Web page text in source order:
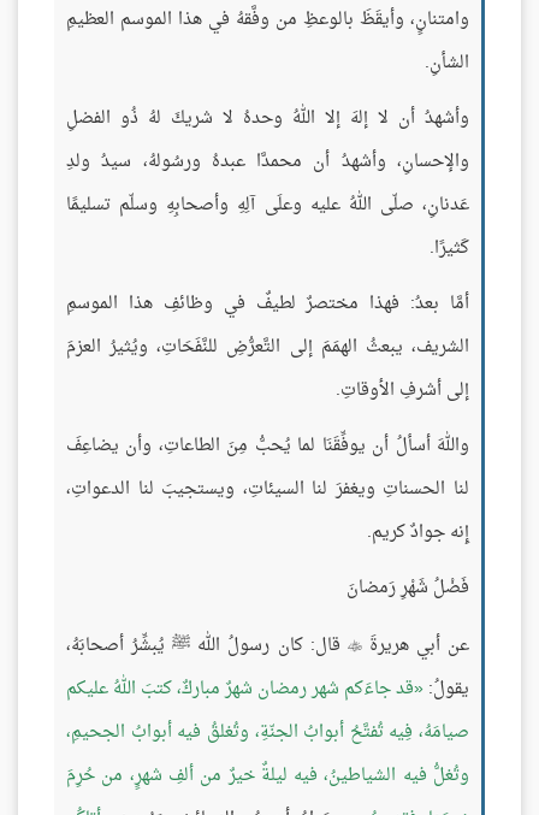
وامتنانٍ، وأيقَظَ بالوعظِ من وفَّقهُ في هذا الموسم العظيمِ
الشأنِ.
وأشهدُ أن لا إلهَ إلا اللهُ وحدهُ لا شريكَ لهُ ذُو الفضلِ
والإحسانِ، وأشهدُ أن محمدَّا عبدهُ ورسُولهُ، سيدُ ولدِ
عَدنانِ، صلّى اللهُ عليه وعلَى آلِهِ وأصحابِهِ وسلّم تسليمًا
كَثيرًا.
أمَّا بعدُ: فهذا مختصرٌ لطيفٌ في وظائفِ هذا الموسمِ
الشريف، يبعثُ الهمَمَ إلى التَّعرُّضِ للنَّفَحَاتِ، ويُثيرُ العزمَ
إلى أشرفِ الأوقاتِ.
واللهَ أسألُ أن يوفِّقَنَا لما يُحبُّ مِنَ الطاعاتِ، وأن يضاعِفَ
لنا الحسناتِ ويغفرَ لنا السيئاتِ، ويستجيبَ لنا الدعواتِ،
إِنه جوادٌ كريم.
فَضْلُ شَهْرِ رَمضانَ
عن أبي هريرةَ قال: كان رسولُ الله ﷺ يُبشِّرُ أصحابَهُ،
يقولُ: قد جاءَكم شهر رمضان شهرٌ مباركٌ، كتبَ اللهُ عليكم
صيامَهُ، فِيه تُفتَّحُ أبوابُ الجنّةِ، وتُغلقُ فيه أبوابُ الجحيمِ،
وتُغلُّ فيه الشياطينُ، فيه ليلةٌ خيرٌ من ألفِ شهرٍ، من حُرِمَ